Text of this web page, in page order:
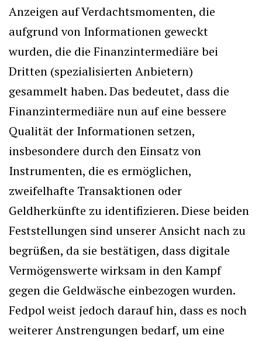
Anzeigen auf Verdachtsmomenten, die
aufgrund von Informationen geweckt
wurden, die die Finanzintermediäre bei
Dritten (spezialisierten Anbietern)
gesammelt haben. Das bedeutet, dass die
Finanzintermediäre nun auf eine bessere
Qualität der Informationen setzen,
insbesondere durch den Einsatz von
Instrumenten, die es ermöglichen,
zweifelhafte Transaktionen oder
Geldherkünfte zu identifizieren. Diese beiden
Feststellungen sind unserer Ansicht nach zu
begrüßen, da sie bestätigen, dass digitale
Vermögenswerte wirksam in den Kampf
gegen die Geldwäsche einbezogen wurden.
Fedpol weist jedoch darauf hin, dass es noch
weiterer Anstrengungen bedarf, um eine